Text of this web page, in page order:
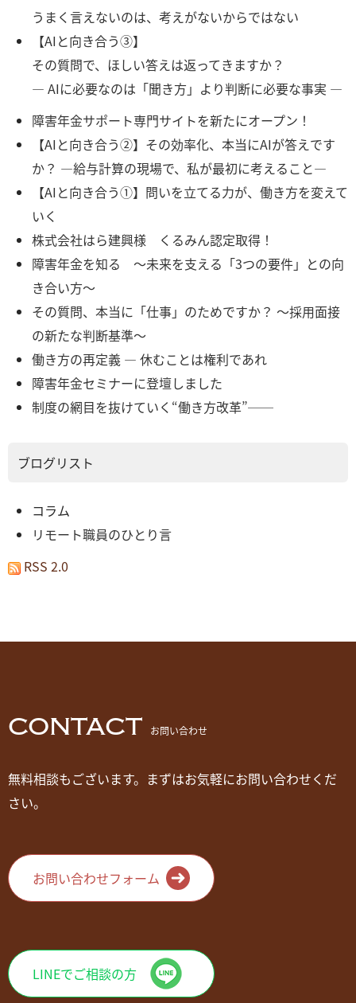
うまく言えないのは、考えがないからではない
【AIと向き合う③】
その質問で、ほしい答えは返ってきますか？
― AIに必要なのは「聞き方」より判断に必要な事実 ―
障害年金サポート専門サイトを新たにオープン！
【AIと向き合う②】その効率化、本当にAIが答えです
か？ ―給与計算の現場で、私が最初に考えること―
【AIと向き合う①】問いを立てる力が、働き方を変えて
いく
株式会社はら建興様 くるみん認定取得！
障害年金を知る ～未来を支える「3つの要件」との向
き合い方～
その質問、本当に「仕事」のためですか？ ～採用面接
の新たな判断基準～
働き方の再定義 ― 休むことは権利であれ
障害年金セミナーに登壇しました
制度の網目を抜けていく“働き方改革”──
ブログリスト
コラム
リモート職員のひとり言
RSS 2.0
CONTACT お問い合わせ
無料相談もございます。まずはお気軽にお問い合わせくだ
さい。
お問い合わせフォーム
LINEでご相談の方